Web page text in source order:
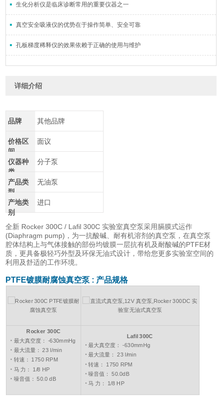
生化分析仪是临床诊断常用的重要仪器之一
真空安全吸液仪的优势在于操作简单、安全可靠
孔板梯度稀释仪的效果依赖于正确的使用与维护
详细介绍
品牌 其他品牌
价格区
间
面议
仪器种
类
分子泵
产品类
型
无油泵
产地类
别
进口
全新 Rocker 300C / Lafil 300C 实验室真空泵采用膈膜式运作
(Diaphragm pump)，为一抗酸碱、耐有机溶剂的真空泵，在真空泵
腔体结构上与气体接触的部份均镀膜一层抗有机及耐酸碱的PTFE材
质，更具备极轻巧外型及环保无油式设计，带给您更多实验室空间的
利用及舒适的工作环境。
PTFE镀膜耐腐蚀真空泵 : 产品规格
Rocker 300C
* 最大真空度： -630mmHg
* 最大流量： 23 l/min
* 转速： 1750 RPM
* 马 力： 1/8 HP
* 噪音值： 50.0 dB
Lafil 300C
* 最大真空度： -630mmHg
* 最大流量： 23 l/min
* 转速： 1750 RPM
* 噪音值： 50.0dB
* 马 力： 1/8 HP